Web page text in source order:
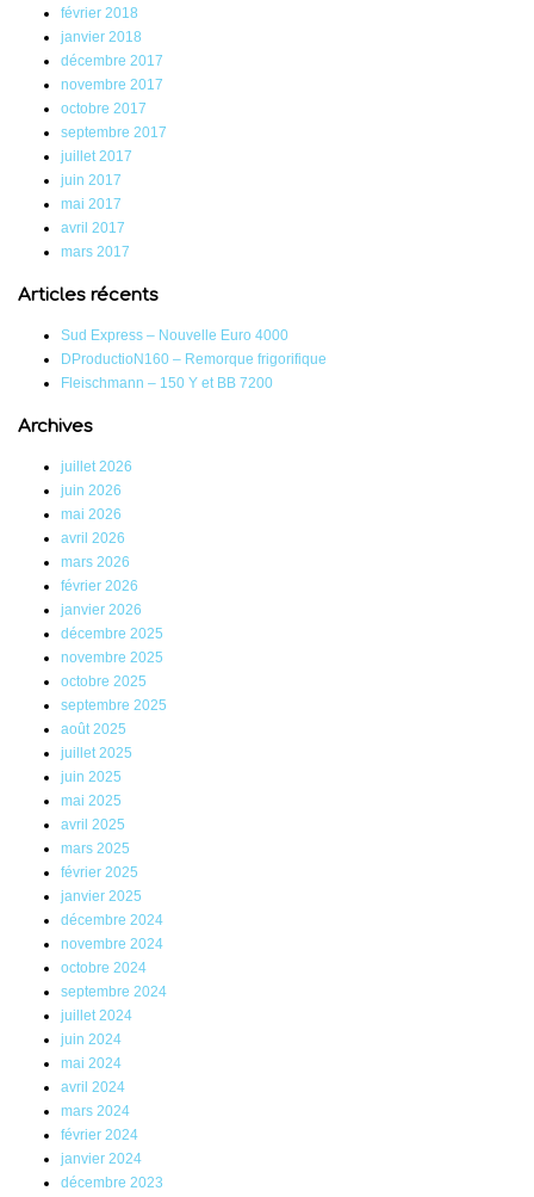
février 2018
janvier 2018
décembre 2017
novembre 2017
octobre 2017
septembre 2017
juillet 2017
juin 2017
mai 2017
avril 2017
mars 2017
Articles récents
Sud Express – Nouvelle Euro 4000
DProductioN160 – Remorque frigorifique
Fleischmann – 150 Y et BB 7200
Archives
juillet 2026
juin 2026
mai 2026
avril 2026
mars 2026
février 2026
janvier 2026
décembre 2025
novembre 2025
octobre 2025
septembre 2025
août 2025
juillet 2025
juin 2025
mai 2025
avril 2025
mars 2025
février 2025
janvier 2025
décembre 2024
novembre 2024
octobre 2024
septembre 2024
juillet 2024
juin 2024
mai 2024
avril 2024
mars 2024
février 2024
janvier 2024
décembre 2023